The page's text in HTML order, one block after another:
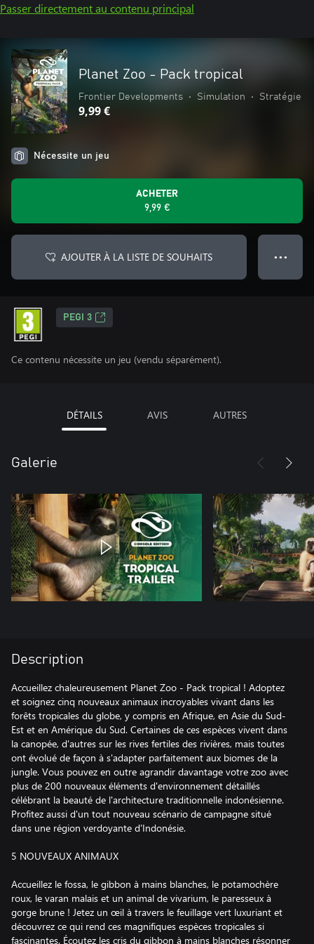
Passer directement au contenu principal
Planet Zoo - Pack tropical
Frontier Developments • Simulation • Stratégie
9,99 €
Nécessite un jeu
ACHETER
9,99 €
AJOUTER À LA LISTE DE SOUHAITS ● ● ●
PEGI 3
Ce contenu nécessite un jeu (vendu séparément).
DÉTAILS AVIS AUTRES
Galerie
Description
Accueillez chaleureusement Planet Zoo - Pack tropical ! Adoptez
et soignez cinq nouveaux animaux incroyables vivant dans les
forêts tropicales du globe, y compris en Afrique, en Asie du Sud-
Est et en Amérique du Sud. Certaines de ces espèces vivent dans
la canopée, d'autres sur les rives fertiles des rivières, mais toutes
ont évolué de façon à s'adapter parfaitement aux biomes de la
jungle. Vous pouvez en outre agrandir davantage votre zoo avec
plus de 200 nouveaux éléments d'environnement détaillés
célébrant la beauté de l'architecture traditionnelle indonésienne.
Profitez aussi d'un tout nouveau scénario de campagne situé
dans une région verdoyante d'Indonésie.
5 NOUVEAUX ANIMAUX
Accueillez le fossa, le gibbon à mains blanches, le potamochère
roux, le varan malais et un animal de vivarium, le paresseux à
gorge brune ! Jetez un œil à travers le feuillage vert luxuriant et
découvrez ce qui rend ces magnifiques espèces tropicales si
fascinantes. Écoutez les cris du gibbon à mains blanches résonner